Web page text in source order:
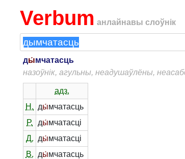
Verbum анлайнавы слоўнік
ды́мчатасць
назоўнік, агульны, неадушаўлёны,
адз.
Н. ды́мчатасць
Р.
ды́мчатасці
Д. ды́мчатасці
В. ды́мчатасць